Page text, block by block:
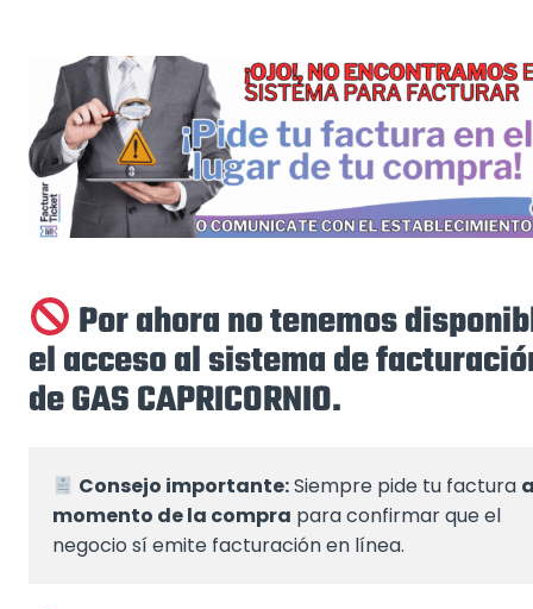
Por ahora no tenemos
el acceso al sistema de
de GAS CAPRICORNIO.
Consejo importante: Siempre pide tu factura
momento de la compra para confirmar que el
negocio sí emite facturación en línea.